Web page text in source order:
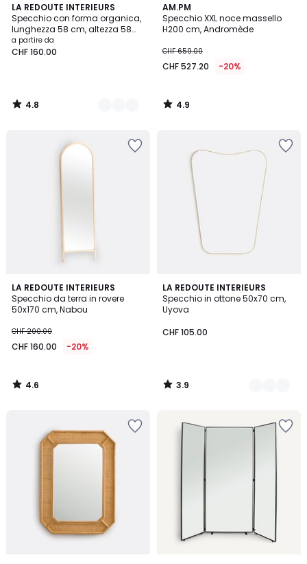
LA REDOUTE INTERIEURS
Specchio con forma organica,
lunghezza 58 cm, altezza 58
cm, ORNICA
a partire da
CHF 160.00
4.8
/ 5
2
Colori
4.8
/
AM.PM
Specchio XXL noce massello
H200 cm, Andromède
CHF 659.00
CHF 527.20 -20%
4.9
/ 5
4.9
/
LA REDOUTE INTERIEURS
Specchio da terra in rovere
50x170 cm, Nabou
CHF 200.00
CHF 160.00 -20%
4.6
/ 5
4.6
/
LA REDOUTE INTERIEURS
Specchio in ottone 50x70 cm,
Uyova
CHF 105.00
3.9
/ 5
2
Colori
3.9
/